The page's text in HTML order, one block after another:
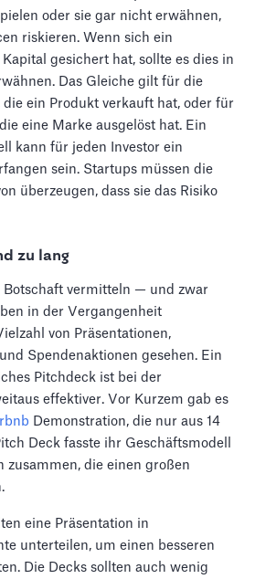
oder sie gar nicht erwähnen,
riskieren. Wenn sich ein
gesichert hat, sollte es dies in
Das Gleiche gilt für die
ein Produkt verkauft hat, oder für
eine Marke ausgelöst hat. Ein
kann für jeden Investor ein
sein. Startups müssen die
überzeugen, dass sie das Risiko
zu lang
Botschaft vermitteln — und zwar
in der Vergangenheit
von Präsentationen,
Spendenaktionen gesehen. Ein
Pitchdeck ist bei der
effektiver. Vor Kurzem gab es
Demonstration, die nur aus 14
Deck fasste ihr Geschäftsmodell
zusammen, die einen großen
eine Präsentation in
unterteilen, um einen besseren
Die Decks sollten auch wenig